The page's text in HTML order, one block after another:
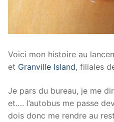
Voici mon histoire au
et Granville Island, filiales
Je pars du bureau, je me
et…. l’autobus me passe
dois donc me rendre au